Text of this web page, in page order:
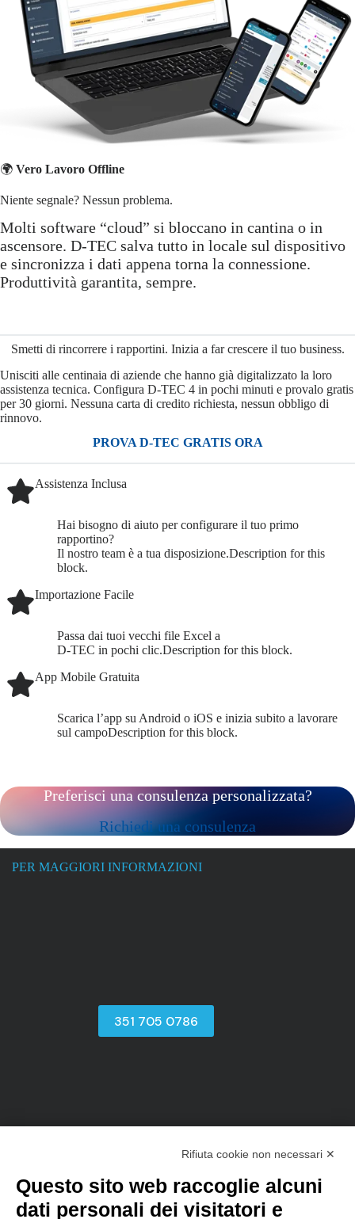
🌍 Vero Lavoro Offline
Niente segnale? Nessun problema.
Molti software “cloud” si bloccano in cantina o in
ascensore. D-TEC salva tutto in locale sul dispositivo
e sincronizza i dati appena torna la connessione.
Produttività garantita, sempre.
Smetti di rincorrere i rapportini. Inizia a far crescere il tuo business.
Unisciti alle centinaia di aziende che hanno già digitalizzato la loro
assistenza tecnica. Configura D-TEC 4 in pochi minuti e provalo gratis
per 30 giorni. Nessuna carta di credito richiesta, nessun obbligo di
rinnovo.
PROVA D-TEC GRATIS ORA
Assistenza Inclusa
Hai bisogno di aiuto per configurare il tuo primo
rapportino?
Il nostro team è a tua disposizione.Description for this
block.
Importazione Facile
Passa dai tuoi vecchi file Excel a
D-TEC in pochi clic.Description for this block.
App Mobile Gratuita
Scarica l’app su Android o iOS e inizia subito a lavorare
sul campoDescription for this block.
Preferisci una consulenza personalizzata?
Richiedi una consulenza
PER MAGGIORI INFORMAZIONI
351 705 0786
sales@d-one.info
Software
Rifiuta cookie non necessari ✕
Questo sito web raccoglie alcuni
dati personali dei visitatori e